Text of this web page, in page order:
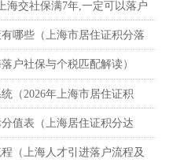
海交社保满7年,一定可以落户
哪些（上海市居住证积分落
户社保与个税匹配解读）
（2026年上海市居住证积
值表（上海居住证积分达
（上海人才引进落户流程及